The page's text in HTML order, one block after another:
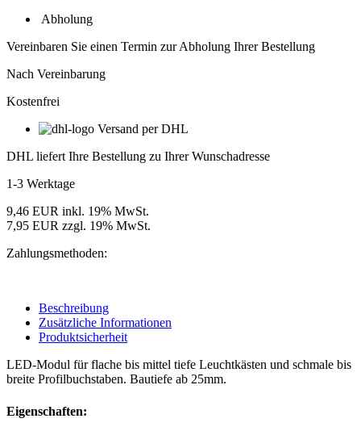
Module,
IP68,
mm
Lichtfarbe
Menge
Abholung
Vereinbaren Sie einen Termin zur Abholung Ihrer Bestellung
Nach Vereinbarung
Kostenfrei
Versand per DHL
DHL liefert Ihre Bestellung zu Ihrer Wunschadresse
1-3 Werktage
9,46 EUR inkl. 19% MwSt.
7,95 EUR zzgl. 19% MwSt.
Zahlungsmethoden:
Beschreibung
Zusätzliche Informationen
Produktsicherheit
LED-Modul für flache bis mittel tiefe Leuchtkästen und schmale bis
breite Profilbuchstaben. Bautiefe ab 25mm.
Eigenschaften: